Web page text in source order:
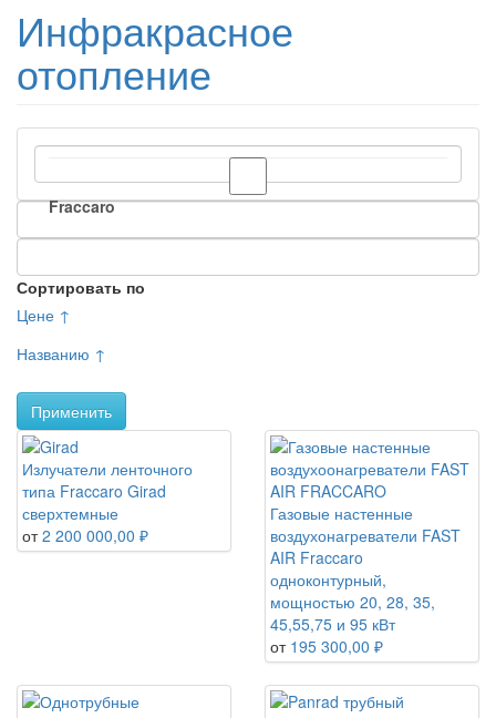
Инфракрасное
отопление
Fraccaro
Сортировать по
Цене ↑
Названию ↑
Применить
Излучатели ленточного
типа Fraccaro Girad
сверхтемные
от 2 200 000,00 ₽
Газовые настенные
воздухонагреватели FAST
AIR Fraccaro
одноконтурный,
мощностью 20, 28, 35,
45,55,75 и 95 кВт
от 195 300,00 ₽